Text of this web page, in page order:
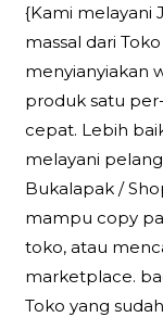
{Kami melayani
massal dari
menyianyiakan
produk satu
cepat. Lebih
melayani
Bukalapak /
mampu copy
toko, atau
marketplace.
Toko yang